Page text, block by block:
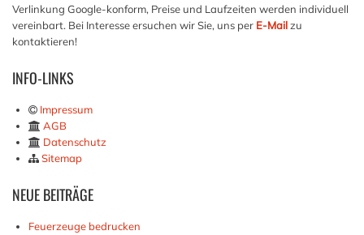
Verlinkung Google-konform, Preise und Laufzeiten werden individuell
vereinbart. Bei Interesse ersuchen wir Sie, uns per E-Mailzu
kontaktieren!
INFO-LINKS
Impressum
AGB
Datenschutz
Sitemap
NEUEBEITRÄGE
Feuerzeuge bedrucken